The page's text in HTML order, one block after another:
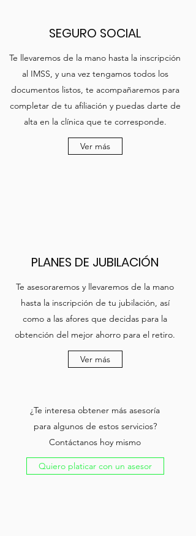
SEGURO SOCIAL
Te llevaremos de la mano hasta la inscripción
al IMSS, y una vez tengamos todos los
documentos listos, te acompañaremos para
completar de tu afiliación y puedas darte de
alta en la clínica que te corresponde.
Ver más
PLANES DE JUBILACIÓN
Te asesoraremos y llevaremos de la mano
hasta la inscripción de tu jubilación, así
como a las afores que decidas para la
obtención del mejor ahorro para el retiro.
Ver más
¿Te interesa obtener más asesoría
para algunos de estos servicios?
Contáctanos hoy mismo
Quiero platicar con un asesor